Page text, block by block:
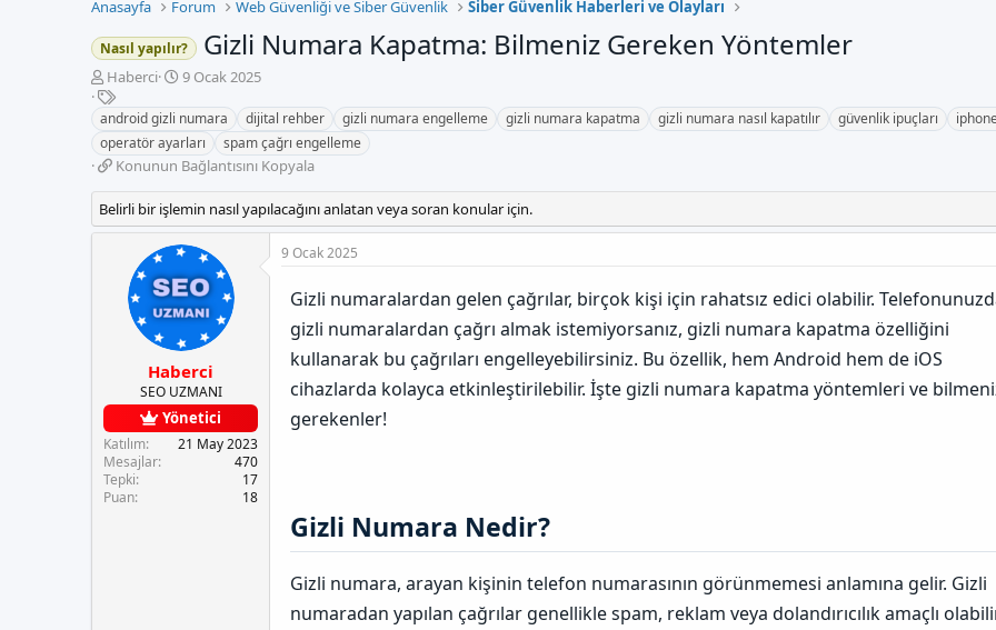
Anasayfa Forum Web Güvenliği ve Siber Güvenlik Siber Güvenlik Haberleri ve Olayları
Nasıl yapılır? Gizli Numara Kapatma: Bilmeniz Gereken Yöntemler
K
o
n
b
u
y
u
b
a
Haberci
B
ş
l
a
n
g
ı
ç
t
a
r
i
h
i
9 Ocak 2025
E
t
i
k
e
t
l
e
android gizli numara dijital rehber gizli numara engelleme gizli numara kapatma gizli numara nasıl kapatılır güvenlik ipuçları
operatör ayarları
spam çağrı engelleme
K
n
u
n
ı
s
ı
n
Konunun Bağlantısını Kopyala
Belirli bir işlemin nasıl yapılacağını anlatan veya soran konular için.
Haberci
SEO UZMANI
Yönetici
Katılım
21 May 2023
Mesajlar
470
Tepki
17
Puan
18
9 Ocak 2025
Gizli numaralardan gelen çağrılar, birçok kişi için rahatsız edici olabilir.
gizli numaralardan çağrı almak istemiyorsanız, gizli numara kapatma özelliğini
kullanarak bu çağrıları engelleyebilirsiniz. Bu özellik, hem Android hem de iOS
cihazlarda kolayca etkinleştirilebilir. İşte gizli numara kapatma yöntemleri ve
gerekenler!
Gizli Numara Nedir?​
Gizli numara, arayan kişinin telefon numarasının görünmemesi anlamına gelir. Gizli
numaradan yapılan çağrılar genellikle spam, reklam veya dolandırıcılık amaçlı